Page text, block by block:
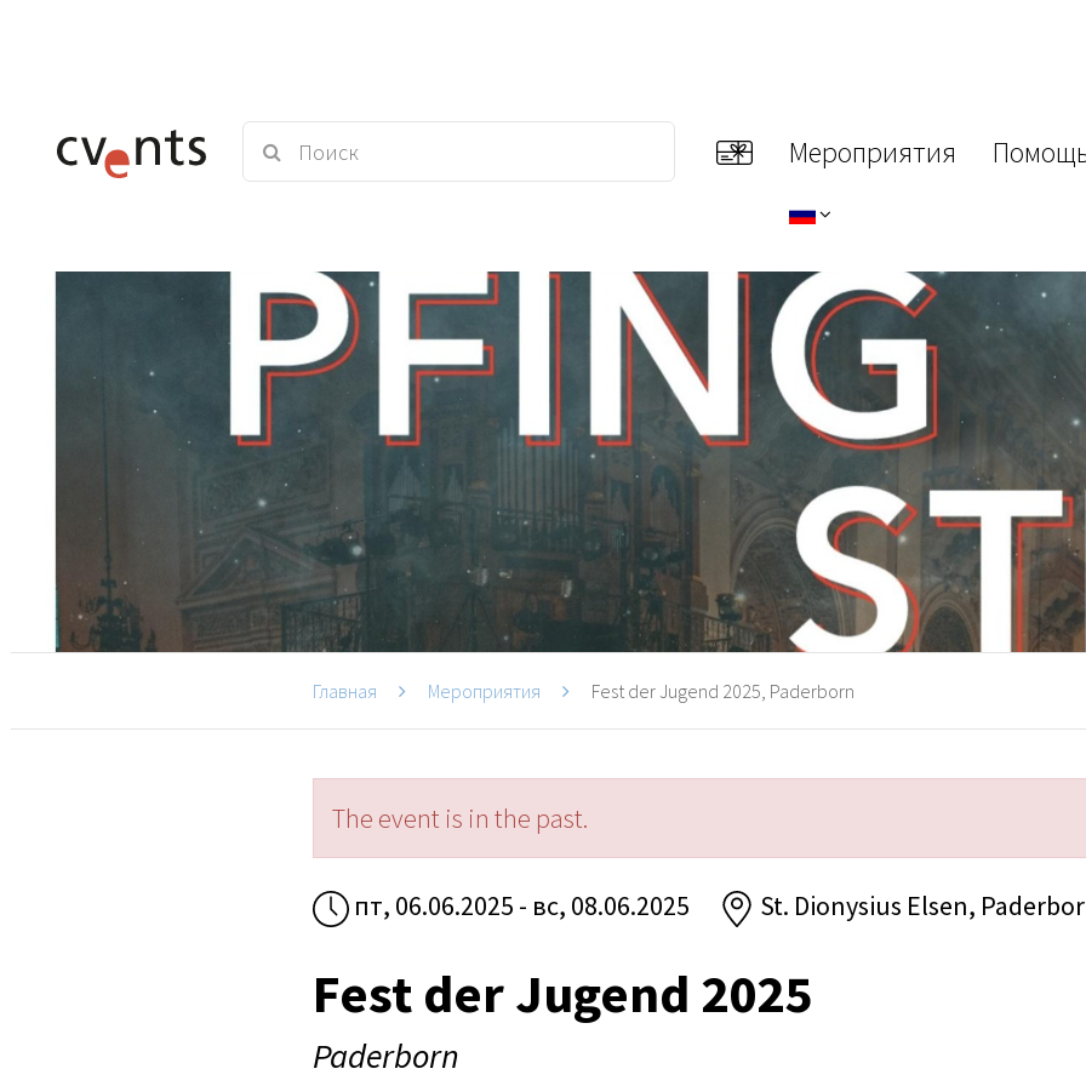
Мероприятия
Главная Мероприятия Fest der Jugend 2025, Paderborn
The event is in the past.
пт, 06.06.2025 - вс, 08.06.2025 St. Dionysius Elsen,
Fest der Jugend 2025
Paderborn